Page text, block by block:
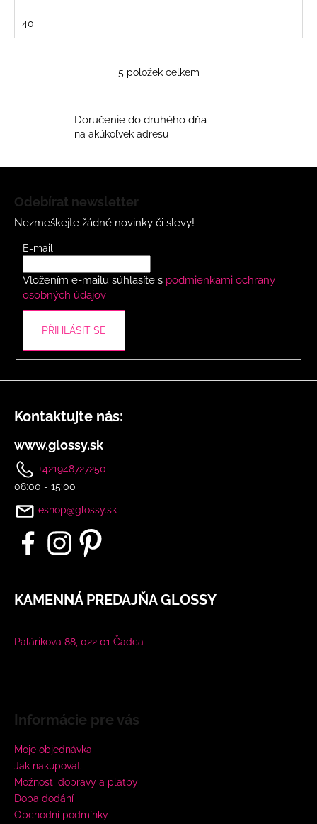
40
O
á
d
c
r
v
v
u
5 položek celkem
Doručenie do druhého dňa
na akúkoľvek adresu
Odebírat newsletter
Nezmeškejte žádné novinky či slevy!
E-mail
Vložením e-mailu súhlasíte s podmienkami ochrany
osobných údajov
PŘIHLÁSIT SE
Kontaktujte nás:
www.glossy.sk
+421948727250
08:00 - 15:00
eshop@glossy.sk
KAMENNÁ PREDAJŇA GLOSSY
Palárikova 88, 022 01 Čadca
Informácie pre vás
Moje objednávka
Jak nakupovat
Možnosti dopravy a platby
Doba dodání
Obchodní podmínky